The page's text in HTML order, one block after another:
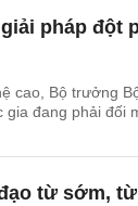
pháp đột
cao, Bộ trưởng
đang phải đối
từ sớm,